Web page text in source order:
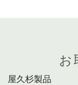
お
屋久杉製品